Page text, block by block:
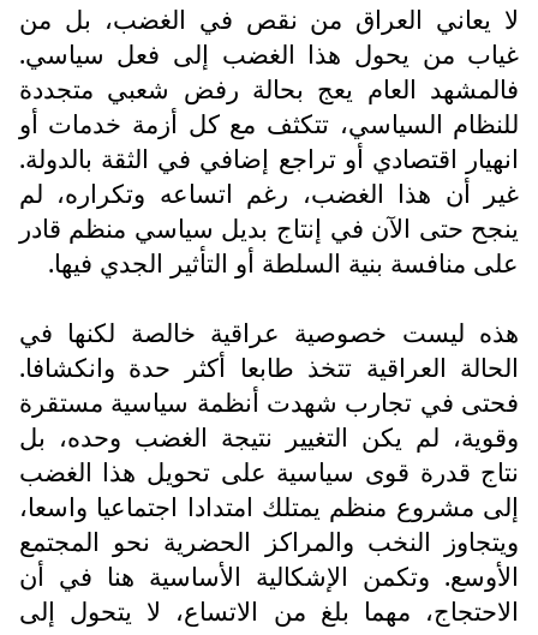
لا يعاني العراق من نقص في الغضب، بل من
غياب من يحول هذا الغضب إلى فعل سياسي.
فالمشهد العام يعج بحالة رفض شعبي متجددة
للنظام السياسي، تتكثف مع كل أزمة خدمات أو
انهيار اقتصادي أو تراجع إضافي في الثقة بالدولة.
غير أن هذا الغضب، رغم اتساعه وتكراره، لم
ينجح حتى الآن في إنتاج بديل سياسي منظم قادر
على منافسة بنية السلطة أو التأثير الجدي فيها.
هذه ليست خصوصية عراقية خالصة لكنها في
الحالة العراقية تتخذ طابعا أكثر حدة وانكشافا.
فحتى في تجارب شهدت أنظمة سياسية مستقرة
وقوية، لم يكن التغيير نتيجة الغضب وحده، بل
نتاج قدرة قوى سياسية على تحويل هذا الغضب
إلى مشروع منظم يمتلك امتدادا اجتماعيا واسعا،
ويتجاوز النخب والمراكز الحضرية نحو المجتمع
الأوسع. وتكمن الإشكالية الأساسية هنا في أن
الاحتجاج، مهما بلغ من الاتساع، لا يتحول إلى